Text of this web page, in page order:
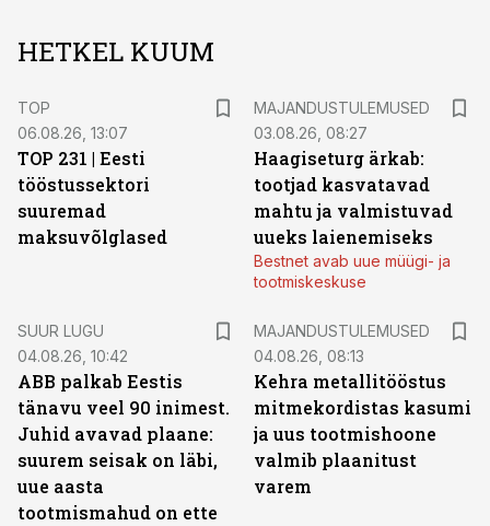
HETKEL KUUM
TOP
06.08.26, 13:07
TOP 231 | Eesti
tööstussektori
suuremad
maksuvõlglased
MAJANDUSTULEMUSED
03.08.26, 08:27
Haagiseturg ärkab:
tootjad kasvatavad
mahtu ja valmistuvad
uueks laienemiseks
Bestnet avab uue müügi- ja
tootmiskeskuse
SUUR LUGU
04.08.26, 10:42
ABB palkab Eestis
tänavu veel 90 inimest.
Juhid avavad plaane:
suurem seisak on läbi,
uue aasta
tootmismahud on ette
MAJANDUSTULEMUSED
04.08.26, 08:13
Kehra metallitööstus
mitmekordistas kasumi
ja uus tootmishoone
valmib plaanitust
varem